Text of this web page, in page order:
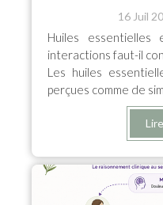
16 Juil
Huiles essentielles
interactions faut-il
Les huiles
perçues comme de